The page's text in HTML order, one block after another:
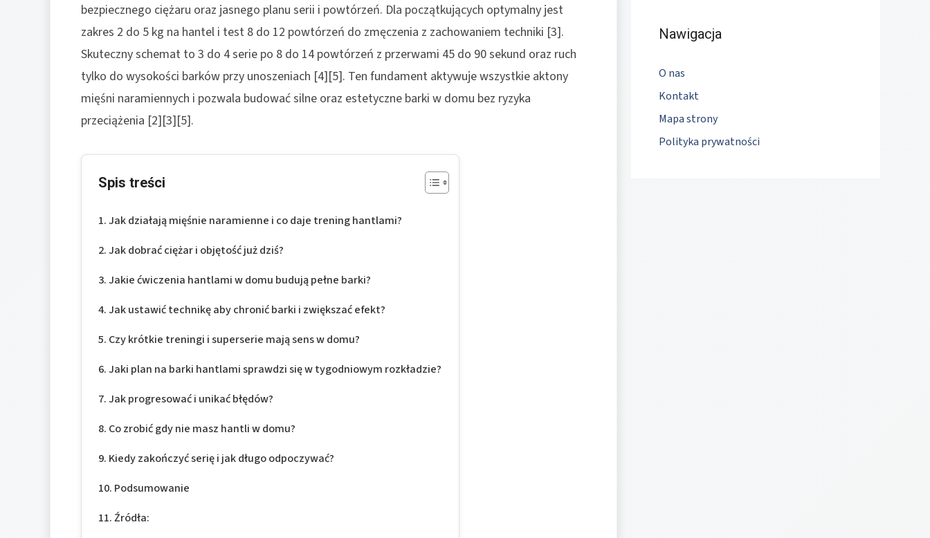
bezpiecznego ciężaru oraz jasnego planu serii i powtórzeń. Dla początkujących optymalny jest
zakres 2 do 5 kg na hantel i test 8 do 12 powtórzeń do zmęczenia z zachowaniem techniki [3].
Skuteczny schemat to 3 do 4 serie po 8 do 14 powtórzeń z przerwami 45 do 90 sekund oraz ruch
tylko do wysokości barków przy unoszeniach [4][5]. Ten fundament aktywuje wszystkie aktony
mięśni naramiennych i pozwala budować silne oraz estetyczne barki w domu bez ryzyka
przeciążenia [2][3][5].
Spis treści
Jak działają mięśnie naramienne i co daje trening hantlami?
Jak dobrać ciężar i objętość już dziś?
Jakie ćwiczenia hantlami w domu budują pełne barki?
Jak ustawić technikę aby chronić barki i zwiększać efekt?
Czy krótkie treningi i superserie mają sens w domu?
Jaki plan na barki hantlami sprawdzi się w tygodniowym rozkładzie?
Jak progresować i unikać błędów?
Co zrobić gdy nie masz hantli w domu?
Kiedy zakończyć serię i jak długo odpoczywać?
Podsumowanie
Źródła:
Nawigacja
O nas
Kontakt
Mapa strony
Polityka prywatności